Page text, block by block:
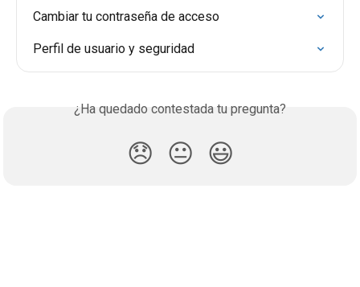
Cambiar tu contraseña de acceso
Perfil de usuario y seguridad
¿Ha quedado contestada tu pregunta?
😞 😐 😃